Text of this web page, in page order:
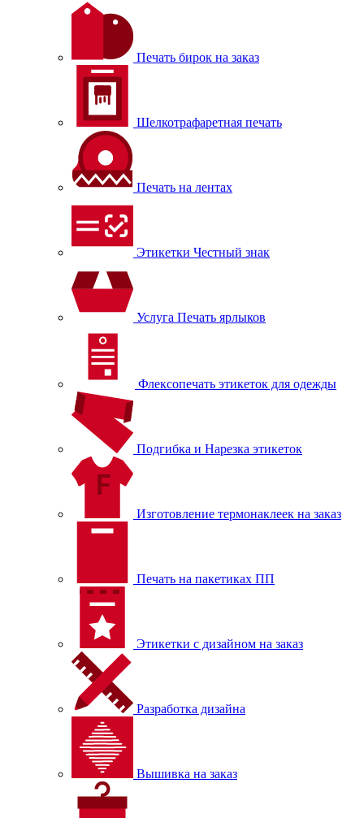
Печать бирок на заказ
Шелкотрафаретная печать
Печать на лентах
Этикетки Честный знак
Услуга Печать ярлыков
Флексопечать этикеток для одежды
Подгибка и Нарезка этикеток
Изготовление термонаклеек на заказ
Печать на пакетиках ПП
Этикетки с дизайном на заказ
Разработка дизайна
Вышивка на заказ